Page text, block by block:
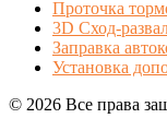
Проточка
3D Сход-
Заправка
Установка
© 2026 Все права